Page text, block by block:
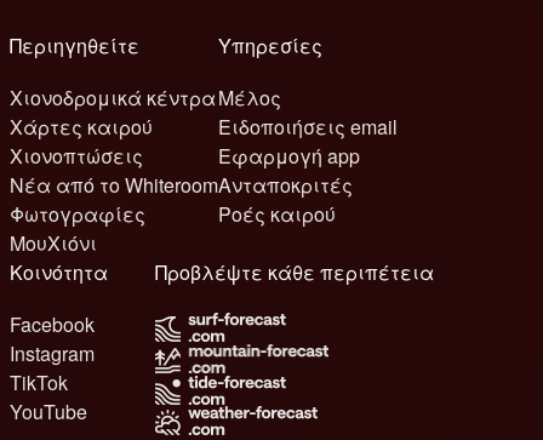
Περιηγηθείτε
Χιονοδρομικά κέντρα
Χάρτες καιρού
Χιονοπτώσεις
Νέα από το Whiteroom
Φωτογραφίες
ΜουΧιόνι
Υπηρεσίες
Μέλος
Ειδοποιήσεις email
Εφαρμογή app
Ανταποκριτές
Ροές καιρού
Κοινότητα
Facebook
Instagram
TikTok
YouTube
Προβλέψτε κάθε περιπέτεια